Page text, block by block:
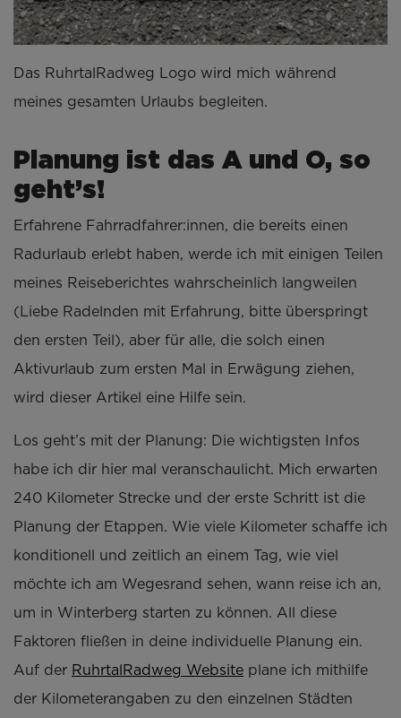
Das RuhrtalRadweg Logo wird mich während
meines gesamten Urlaubs begleiten.
Planung ist das A und O, so
geht’s!
Erfahrene Fahrradfahrer:innen, die bereits einen
Radurlaub erlebt haben, werde ich mit einigen Teilen
meines Reiseberichtes wahrscheinlich langweilen
(Liebe Radelnden mit Erfahrung, bitte überspringt
den ersten Teil), aber für alle, die solch einen
Aktivurlaub zum ersten Mal in Erwägung ziehen,
wird dieser Artikel eine Hilfe sein.
Los geht’s mit der Planung: Die wichtigsten Infos
habe ich dir hier mal veranschaulicht. Mich erwarten
240 Kilometer Strecke und der erste Schritt ist die
Planung der Etappen. Wie viele Kilometer schaffe ich
konditionell und zeitlich an einem Tag, wie viel
möchte ich am Wegesrand sehen, wann reise ich an,
um in Winterberg starten zu können. All diese
Faktoren fließen in deine individuelle Planung ein.
Auf der RuhrtalRadweg Website plane ich mithilfe
der Kilometerangaben zu den einzelnen Städten